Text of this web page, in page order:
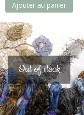
Ajouter au panier
Out of stock